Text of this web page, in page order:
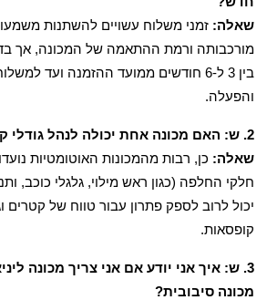
שאלה: זמני משלוח עשויים להשתנות
מורכבותה ורמת ההתאמה של המכונה, אך
בין 3 ל-6 חודשים ממועד ההזמנה ועד
והפעלה.
2. ש: האם מכונה אחת יכולה לנהל גודלי קופסאות שונים?
שאלה: כן, רבות מהמכונות האוטומטיות
חלקי החלפה (כגון ראש מילוי, גלגלי כוכב,
יכול לרוב לספק פתרון עבור טווח של קטרים
קופסאות.
3. ש: איך אני יודע אם אני צריך מכונה
מכונה סיבובית?